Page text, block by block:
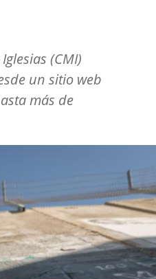
(CMI)
un sitio web
más de